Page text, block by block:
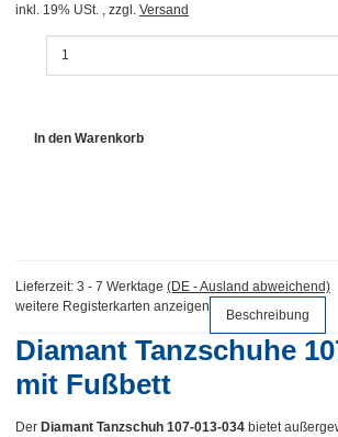
inkl. 19% USt. , zzgl. Versand
In den Warenkorb
Lieferzeit: 3 - 7 Werktage (DE - Ausland abweichend)
weitere Registerkarten anzeigen
Beschreibung
Diamant Tanzschuhe
mit Fußbett
Der Diamant Tanzschuh 107-013-034 bietet